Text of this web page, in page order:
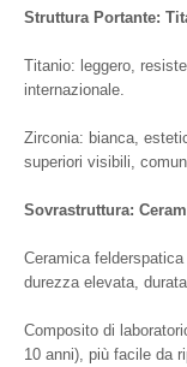
Struttura Portante:
Titanio: leggero,
internazionale.
Zirconia: bianca,
superiori visibili,
Sovrastruttura:
Ceramica
durezza elevata, durata
Composito di
10 anni), più facile da